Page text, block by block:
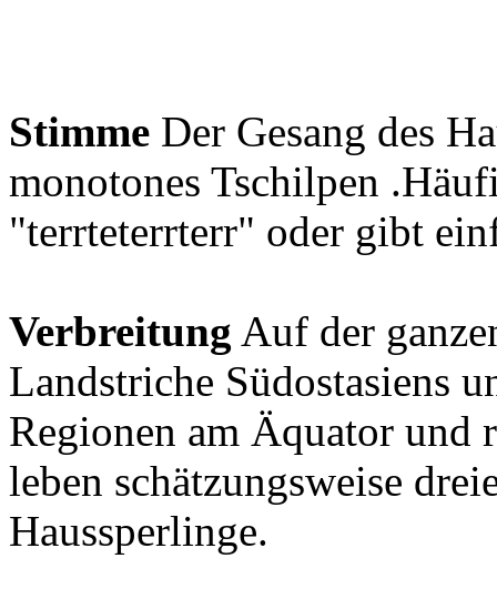
Stimme Der Gesang des
monotones Tschilpen
"terrteterrterr" oder gibt
Verbreitung Auf der
Landstriche Südostasiens
Regionen am Äquator und
leben schätzungsweise
Haussperlinge.